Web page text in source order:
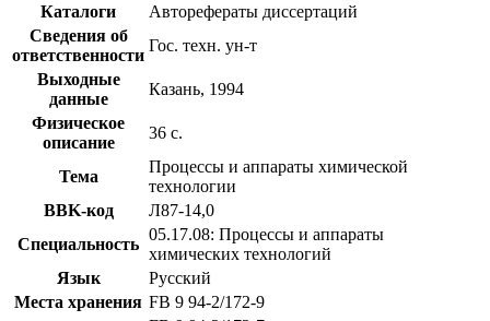
Каталоги
Авторефераты диссертаций
Сведения об
ответственности
Гос. техн. ун-т
Выходные
данные
Казань, 1994
Физическое
описание
36 с.
Тема
Процессы и аппараты химической
технологии
BBK-код
Л87-14,0
Специальность
05.17.08: Процессы и аппараты
химических технологий
Язык
Русский
Места хранения FB 9 94-2/172-9